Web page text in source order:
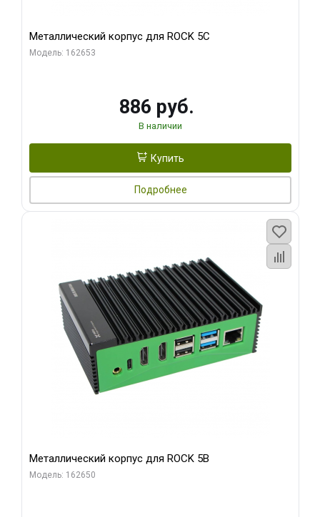
Металлический корпус для ROCK 5C
Модель: 162653
886 руб.
В наличии
Купить
Подробнее
Металлический корпус для ROCK 5B
Модель: 162650